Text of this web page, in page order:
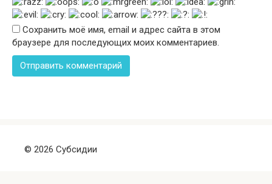
Сохранить моё имя, email и адрес сайта в этом
браузере для последующих моих комментариев.
© 2026 Субсидии